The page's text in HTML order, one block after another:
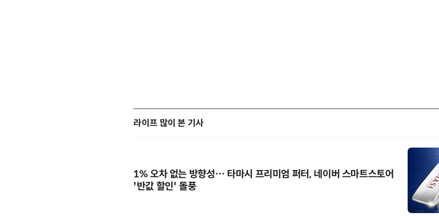
라이프 많이 본 기사
1% 오차 없는 방향성… 타마시 프리미엄 퍼터, 네이버 스마트스토어
'반값 할인' 돌풍